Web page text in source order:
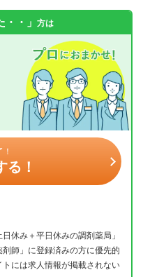
・」 方は
る！
休み＋平日休みの調剤薬局」
師」に登録済みの方に優先的
には求人情報が掲載されない